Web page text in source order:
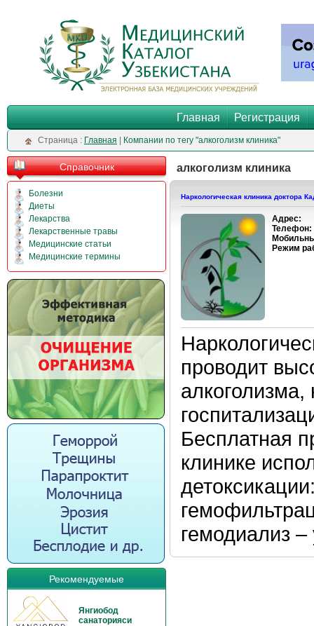
Главная Регистрация
Cтраница : Главная Компании по тегу "алкоголизм клиника"
Справочник
Болезни
Диеты
Лекарства
Лекарственные травы
Медицинские статьи
Медицинские термины
Рекомендуемые
Янгиобод
санаторияси
алкоголизм клиника
Наркологическая клиника доктора
Адрес:
Телефон:
Режим
проводит
Бесплатная
клинике
гемодиализ